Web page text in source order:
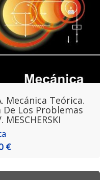
Mecánica Teórica.
Los Problemas
€